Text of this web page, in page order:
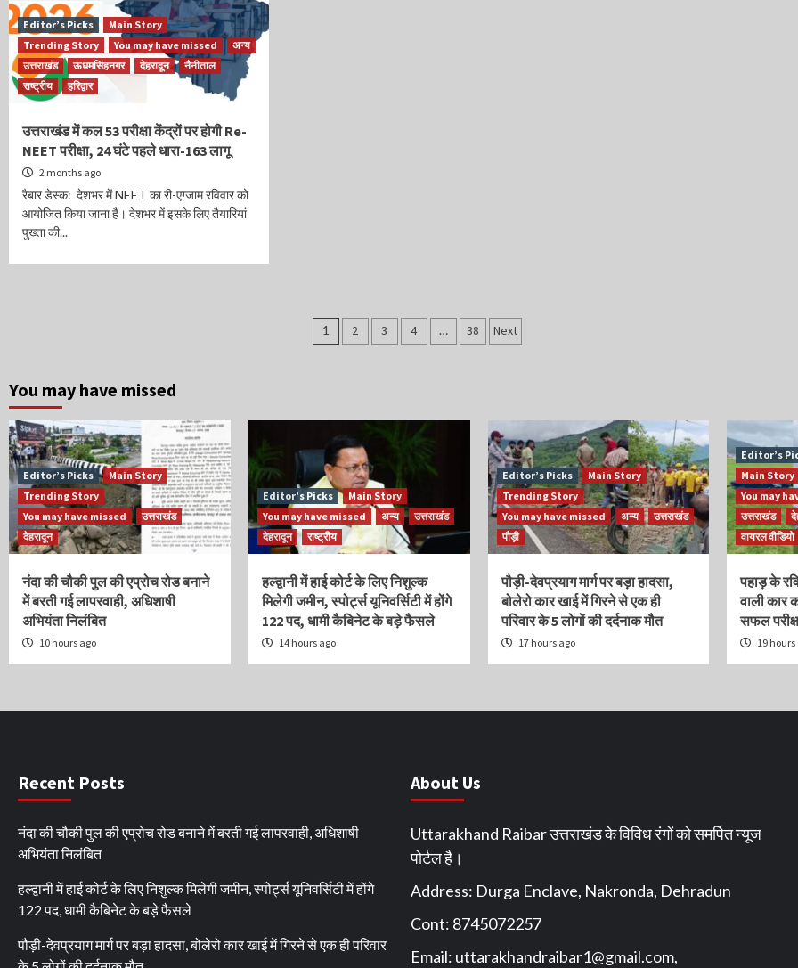
Editor’s Picks
Main Story
Trending Story
You may have missed
अन्य
उत्तराखंड
ऊधमसिंहनगर देहरादून
नैनीताल
राष्ट्रीय
हरिद्वार
उत्तराखंड में कल 53 परीक्षा केंद्रों पर होगी Re-
NEET परीक्षा, 24 घंटे पहले धारा-163 लागू
2 months ago
रैबार डेस्क: देशभर में NEET का री-एग्जाम रविवार को
आयोजित किया जाना है। देशभर में इसके लिए तैयारियां
पुख्ता की...
Posts
1 2 3 4 … 38 Next
You may have missed
Editor’s Picks
Main Story
Trending Story
You may have missed
उत्तराखंड
देहरादून
नंदा की चौकी पुल की एप्रोच रोड बनाने
में बरती गई लापरवाही, अधिशाषी
अभियंता निलंबित
10 hours ago
Editor’s Picks
Main Story
You may have missed
अन्य
उत्तराखंड
देहरादून
राष्ट्रीय
हल्द्वानी में हाई कोर्ट के लिए निशुल्क
मिलेगी जमीन, स्पोर्ट्स यूनिवर्सिटी में होंगे
122 पद, धामी कैबिनेट के बड़े फैसले
14 hours ago
Editor’s Picks
Main Story
Trending Story
You may have missed
अन्य
उत्तराखंड
पौड़ी
पौड़ी-देवप्रयाग मार्ग पर बड़ा हादसा,
बोलेरो कार खाई में गिरने से एक ही
परिवार के 5 लोगों की दर्दनाक मौत
17 hours ago
Editor’s
Main Story
You may
उत्तराखंड
वायरल वीडियो
पहाड़ के
वाली कार
सफल
19 hours
Recent Posts
नंदा की चौकी पुल की एप्रोच रोड बनाने में बरती गई लापरवाही, अधिशाषी
अभियंता निलंबित
हल्द्वानी में हाई कोर्ट के लिए निशुल्क मिलेगी जमीन, स्पोर्ट्स यूनिवर्सिटी में होंगे
122 पद, धामी कैबिनेट के बड़े फैसले
पौड़ी-देवप्रयाग मार्ग पर बड़ा हादसा, बोलेरो कार खाई में गिरने से एक ही परिवार
About Us
Uttarakhand Raibar उत्तराखंड के विविध रंगों को समर्पित न्यूज
पोर्टल है।
Address: Durga Enclave, Nakronda, Dehradun
Cont: 8745072257
Email: uttarakhandraibar1@gmail.com,